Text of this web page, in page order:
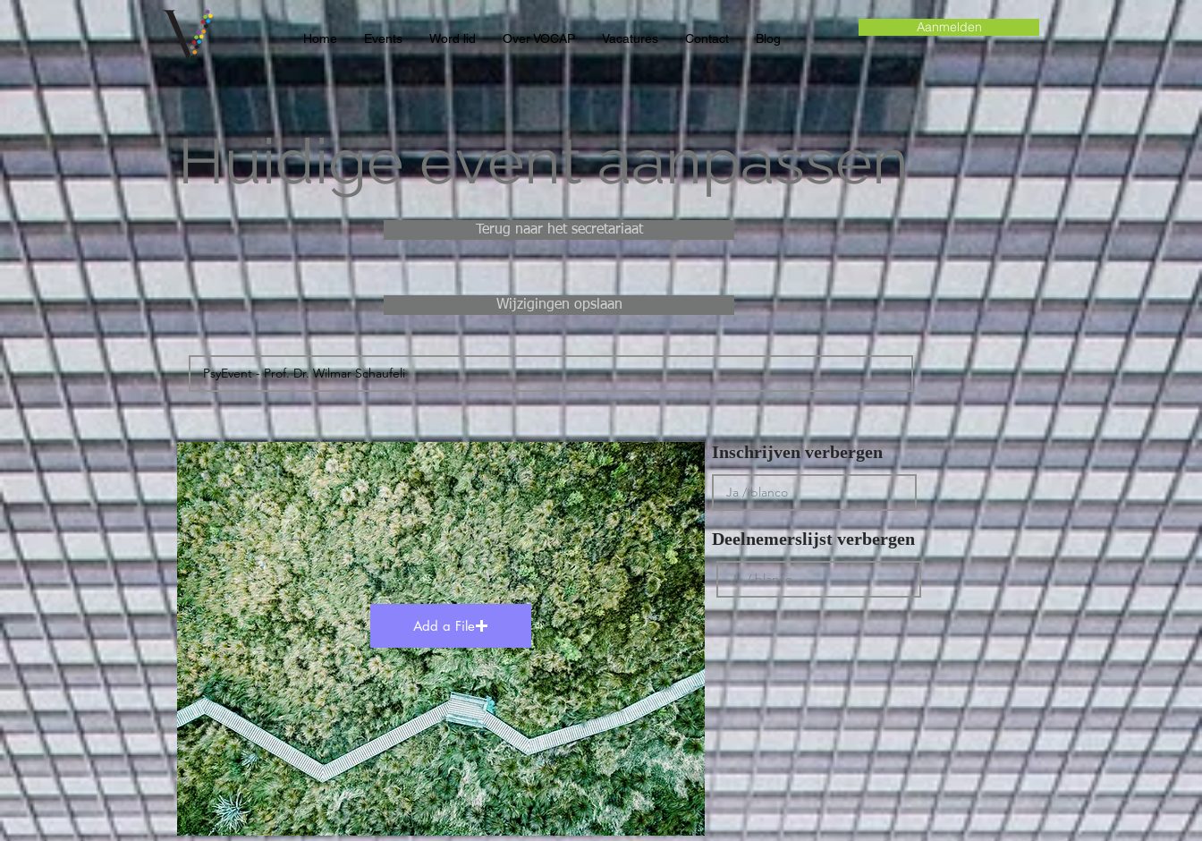
Home Events Word lid Over VOCAP Vacatures Contact Blog
Aanmelden
Huidige event aanpassen
Terug naar het secretariaat
Wijzigingen opslaan
Add a File
Max File Size 15MB
Inschrijven verbergen
Deelnemerslijst verbergen